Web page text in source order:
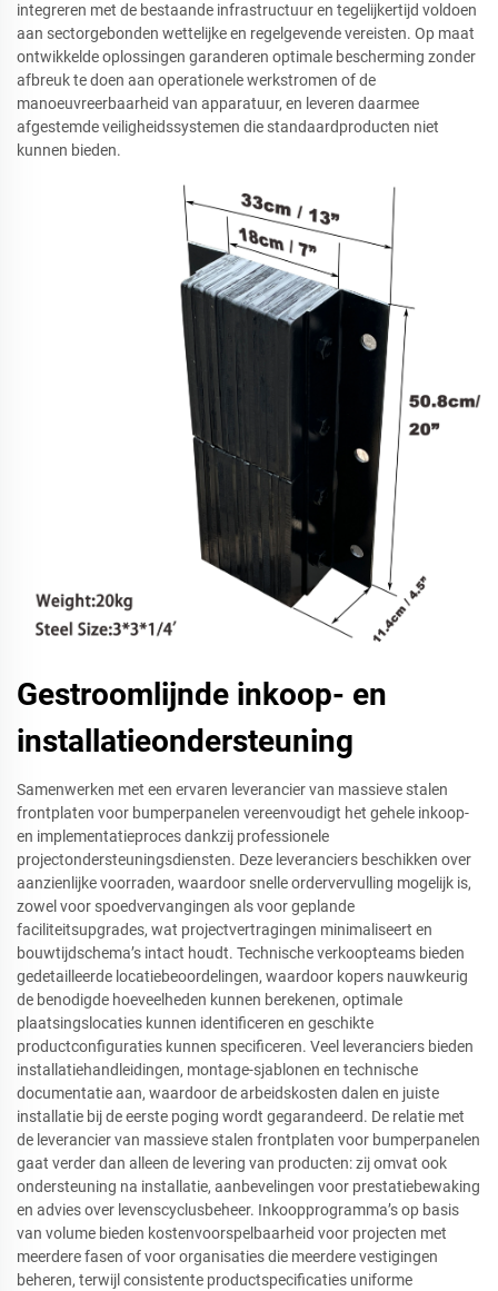
integreren met de bestaande infrastructuur en tegelijkertijd voldoen
aan sectorgebonden wettelijke en regelgevende vereisten. Op maat
ontwikkelde oplossingen garanderen optimale bescherming zonder
afbreuk te doen aan operationele werkstromen of de
manoeuvreerbaarheid van apparatuur, en leveren daarmee
afgestemde veiligheidssystemen die standaardproducten niet
kunnen bieden.
Gestroomlijnde inkoop- en
installatieondersteuning
Samenwerken met een ervaren leverancier van massieve stalen
frontplaten voor bumperpanelen vereenvoudigt het gehele inkoop-
en implementatieproces dankzij professionele
projectondersteuningsdiensten. Deze leveranciers beschikken over
aanzienlijke voorraden, waardoor snelle ordervervulling mogelijk is,
zowel voor spoedvervangingen als voor geplande
faciliteitsupgrades, wat projectvertragingen minimaliseert en
bouwtijdschema’s intact houdt. Technische verkoopteams bieden
gedetailleerde locatiebeoordelingen, waardoor kopers nauwkeurig
de benodigde hoeveelheden kunnen berekenen, optimale
plaatsingslocaties kunnen identificeren en geschikte
productconfiguraties kunnen specificeren. Veel leveranciers bieden
installatiehandleidingen, montage-sjablonen en technische
documentatie aan, waardoor de arbeidskosten dalen en juiste
installatie bij de eerste poging wordt gegarandeerd. De relatie met
de leverancier van massieve stalen frontplaten voor bumperpanelen
gaat verder dan alleen de levering van producten: zij omvat ook
ondersteuning na installatie, aanbevelingen voor prestatiebewaking
en advies over levenscyclusbeheer. Inkoopprogramma’s op basis
van volume bieden kostenvoorspelbaarheid voor projecten met
meerdere fasen of voor organisaties die meerdere vestigingen
beheren, terwijl consistente productspecificaties uniforme